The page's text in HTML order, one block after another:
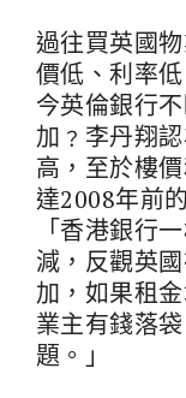
過往買英國
價低、利率
今英倫銀行
加﹖李丹翔
高，至於樓
達2008年前
「香港銀行
減，反觀英
加，如果租
業主有錢落
題。」